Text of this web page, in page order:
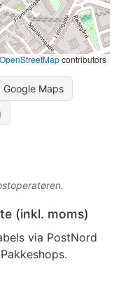
OpenStreetMapcontributors
Google Maps
(inkl. moms)
via PostNord